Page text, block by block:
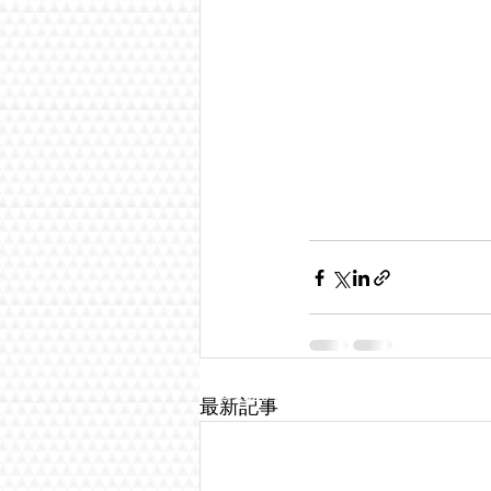
最新記事
© 2020 by Umoreginoya. Proudly